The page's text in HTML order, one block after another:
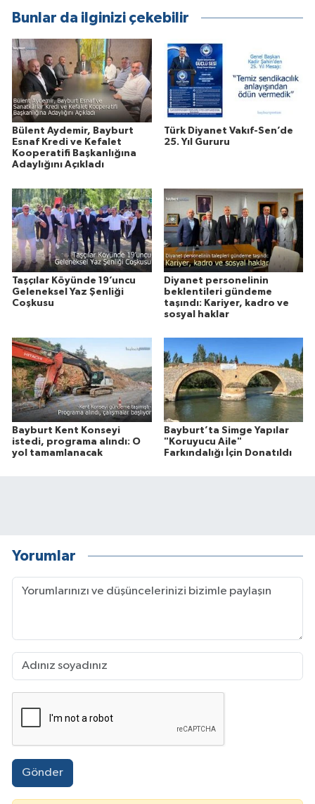
Bunlar da ilginizi çekebilir
Bülent Aydemir, Bayburt
Esnaf Kredi ve Kefalet
Kooperatifi Başkanlığına
Adaylığını Açıkladı
Türk Diyanet Vakıf-Sen’de
25. Yıl Gururu
Taşçılar Köyünde 19’uncu
Geleneksel Yaz Şenliği
Coşkusu
Diyanet personelinin
beklentileri gündeme
taşındı: Kariyer, kadro ve
sosyal haklar
Bayburt Kent Konseyi
istedi, programa alındı: O
yol tamamlanacak
Bayburt’ta Simge Yapılar
"Koruyucu Aile"
Farkındalığı İçin Donatıldı
Yorumlar
Gönder